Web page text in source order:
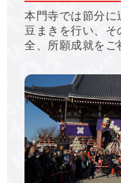
本門寺では節分に
豆まきを行い、そ
全、所願成就を